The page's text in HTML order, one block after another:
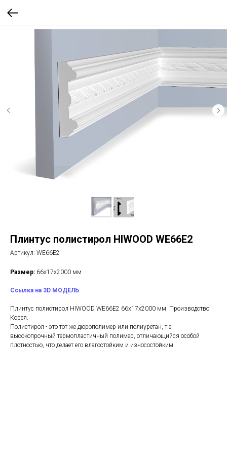
Плинтус полистирол HIWOOD WE66E2
Артикул: WE66E2
Размер: 66х17х2000 мм
Ссылка на 3D МОДЕЛЬ
Плинтус полистирол HIWOOD WE66E2 66х17х2000 мм. Производство
Корея.
Полистирол - это тот же дюрополимер или полиуретан, т.е.
высокопрочный термопластичный полимер, отличающийся особой
плотностью, что делает его влагостойким и износостойким.